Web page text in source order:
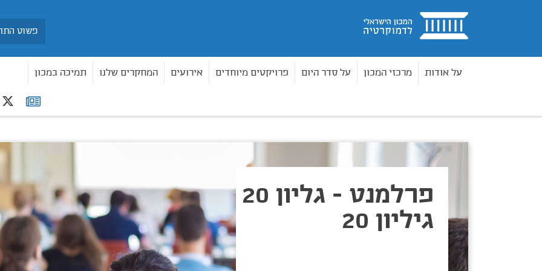
בית
על אודות מרכזי המכון על סדר היום פרויקטים מיוחדים אירועים המחקרים שלנו תמיכה במכון
רשימת
תפוצה
פרלמנט - גליון 20
גיליון 20